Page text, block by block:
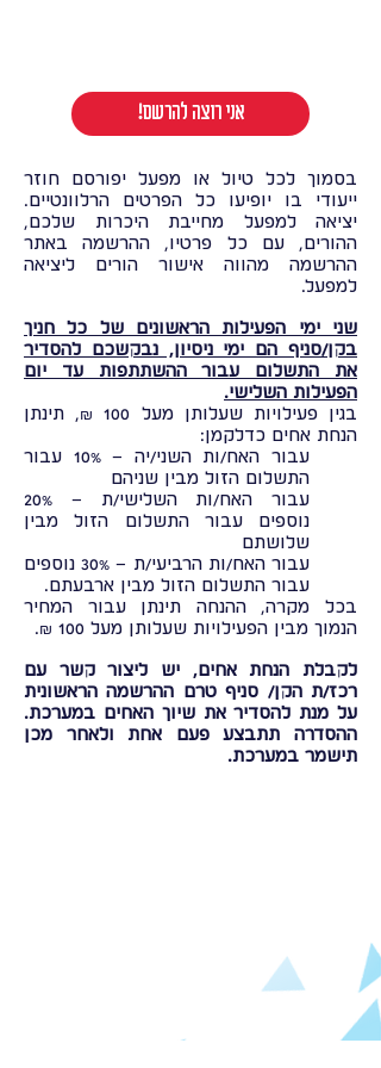
!אני רוצה להרשם
בסמוך לכל טיול או מפעל יפורסם חוזר
ייעודי בו יופיעו כל הפרטים הרלוונטיים.
יציאה למפעל מחייבת היכרות שלכם,
ההורים, עם כל פרטיו, ההרשמה באתר
ההרשמה מהווה אישור הורים ליציאה
למפעל.
שני ימי הפעילות הראשונים של כל חניך
בקן/סניף הם ימי ניסיון, נבקשכם להסדיר
את התשלום עבור ההשתתפות עד יום
הפעילות השלישי.
בגין פעילויות שעלותן מעל 100 ₪, תינתן
הנחת אחים כדלקמן:
עבור האח/ות השני/יה – 10% עבור
התשלום הזול מבין שניהם
עבור האח/ות השלישי/ת – 20%
נוספים עבור התשלום הזול מבין
שלושתם
עבור האח/ות הרביעי/ת – 30% נוספים
עבור התשלום הזול מבין ארבעתם.
בכל מקרה, ההנחה תינתן עבור המחיר
הנמוך מבין הפעילויות שעלותן מעל 100 ₪.
לקבלת הנחת אחים, יש ליצור קשר עם
רכז/ת הקן/ סניף טרם ההרשמה הראשונית
על מנת להסדיר את שיוך האחים במערכת.
ההסדרה תתבצע פעם אחת ולאחר מכן
תישמר במערכת.